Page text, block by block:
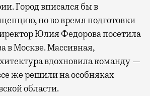
Город вписался бы в
но во время подготовки
Юлия Федорова посетила
в Москве. Массивная,
вдохновила команду —
же решили на особняках
области.